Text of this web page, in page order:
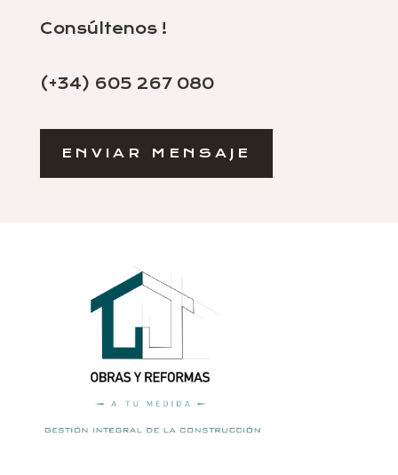
Consúltenos !
(+34) 605 267 080
ENVIAR MENSAJE